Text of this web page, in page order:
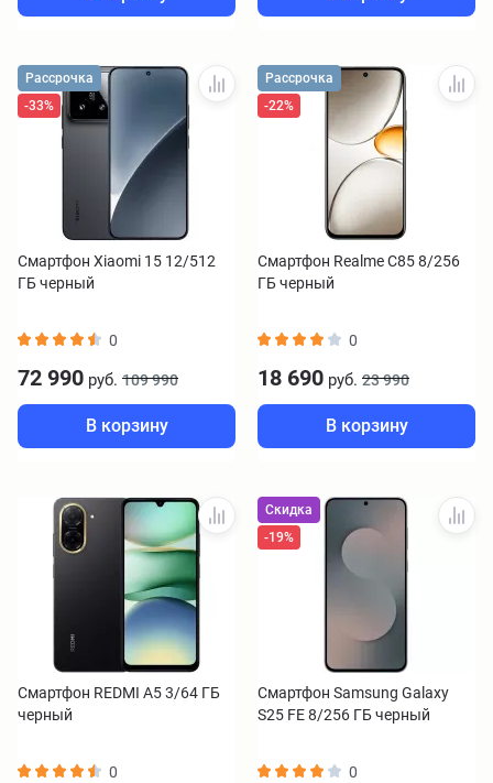
Рассрочка
-33%
Смартфон Xiaomi 15 12/512
ГБ черный
0
72 990 руб. 109 990
В корзину
Рассрочка
-22%
Смартфон Realme C85 8/256
ГБ черный
0
18 690 руб. 23 990
В корзину
Смартфон REDMI A5 3/64 ГБ
черный
0
Скидка
-19%
Смартфон Samsung Galaxy
S25 FE 8/256 ГБ черный
0